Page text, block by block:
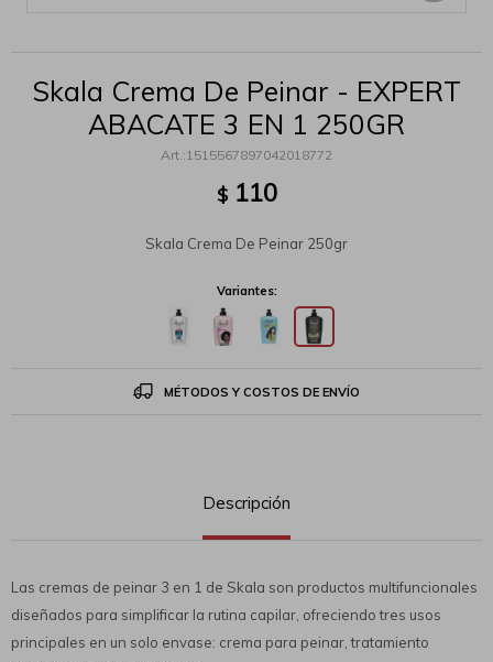
Skala Crema De Peinar - EXPERT
ABACATE 3 EN 1 250GR
1515567897042018772
$ 110
Skala Crema De Peinar 250gr
Variantes:
MÉTODOS Y COSTOS DE ENVÍO
Descripción
Las cremas de peinar 3 en 1 de Skala son productos multifuncionales
diseñados para simplificar la rutina capilar, ofreciendo tres usos
principales en un solo envase: crema para peinar, tratamiento